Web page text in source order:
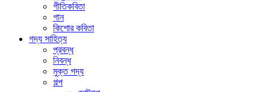
গীতিকবিতা
গান
কিশোর কবিতা
গদ্য সাহিত্য
প্রবন্ধ
নিবন্ধ
মুক্ত গদ্য
গল্প